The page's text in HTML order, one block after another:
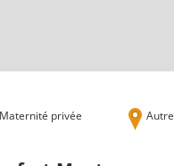
Maternité privée Autre